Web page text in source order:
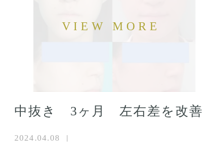
中抜き 3ヶ月 左右差を改善
2024.04.08